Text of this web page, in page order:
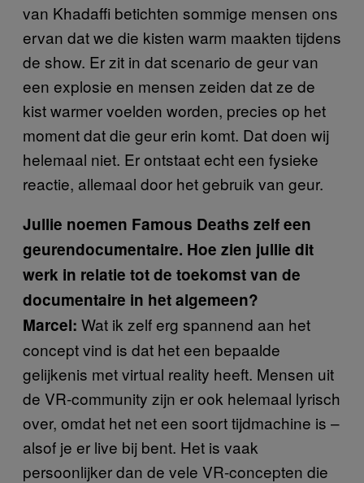
van Khadaffi betichten sommige mensen ons
ervan dat we die kisten warm maakten tijdens
de show. Er zit in dat scenario de geur van
een explosie en mensen zeiden dat ze de
kist warmer voelden worden, precies op het
moment dat die geur erin komt. Dat doen wij
helemaal niet. Er ontstaat echt een fysieke
reactie, allemaal door het gebruik van geur.
Jullie noemen Famous Deaths zelf een
geurendocumentaire. Hoe zien jullie dit
werk in relatie tot de toekomst van de
documentaire in het algemeen?
Marcel: Wat ik zelf erg spannend aan het
concept vind is dat het een bepaalde
gelijkenis met virtual reality heeft. Mensen uit
de VR-community zijn er ook helemaal lyrisch
over, omdat het net een soort tijdmachine is –
alsof je er live bij bent. Het is vaak
persoonlijker dan de vele VR-concepten die